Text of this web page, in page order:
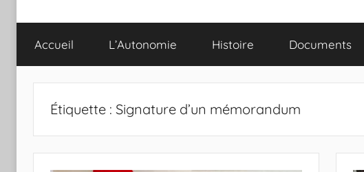
Sahara
News
l'info
sur
Accueil L’Autonomie Histoire Documents
Étiquette : Signature d’un mémorandum